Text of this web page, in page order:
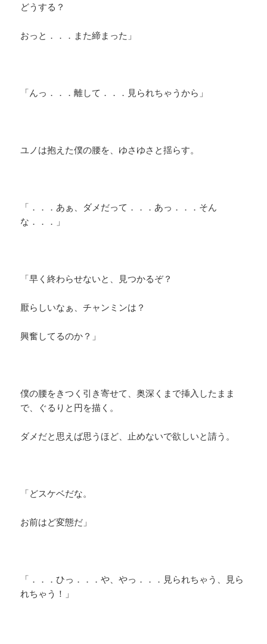
どうする？
おっと．．．また締まった」
「んっ．．．離して．．．見られちゃうから」
ユノは抱えた僕の腰を、ゆさゆさと揺らす。
「．．．あぁ、ダメだって．．．あっ．．．そん
な．．．」
「早く終わらせないと、見つかるぞ？
厭らしいなぁ、チャンミンは？
興奮してるのか？」
僕の腰をきつく引き寄せて、奥深くまで挿入したまま
で、ぐるりと円を描く。
ダメだと思えば思うほど、止めないで欲しいと請う。
「どスケベだな。
お前はど変態だ」
「．．．ひっ．．．や、やっ．．．見られちゃう、見ら
れちゃう！」